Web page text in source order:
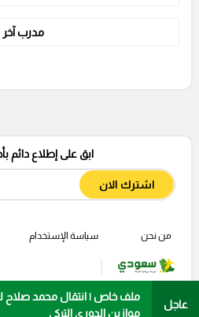
مدرب آخر
عاجل
ملف خاص | انتقال محمد صلاح
موازين الدوري التركي
ابق على إطلاع دائم
اشترك الان
من نحن سياسة الإستخدام